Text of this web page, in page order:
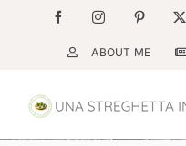
contenuto
FacebookInstagramPinterest
ABOUT ME